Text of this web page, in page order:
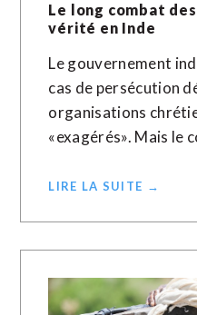
Le long combat
vérité en Inde
Le gouvernement
cas de persécution
organisations
«exagérés». Mais le
LIRE LA SUITE →